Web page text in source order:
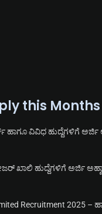
this Months
ವಿವಿಧ ಹುದ್ದೆಗಳಿಗೆ ಅರ್ಜಿ
ಖಾಲಿ ಹುದ್ದೆಗಳಿಗೆ ಅರ್ಜಿ
Recruitment 2025 –